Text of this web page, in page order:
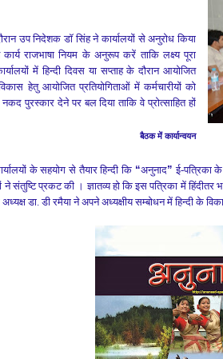
उप निदेशकडॉ सिंहने कार्यालयों से अनुरोध किया
कार्य राजभाषा नियम के अनुरूप करें ताकि लक्ष्य पूरा
में हिन्दी दिवस या सप्ताह के दौरान आयोजित
हेतु आयोजित प्रतियोगिताओं में कर्मचारीयों को
पुरस्कार देने पर बल दिया ताकि वे प्रोत्साहित हों
में कार्यान्वयन
के सहयोग से तैयारहिन्दी कि “अनुनाद” ई-पत्रिका
ने संतुष्टि प्रकट की ।ज्ञातव्य हो कि इस पत्रिका मेंहिंदीतर
डा. डीरमैयानेअपने अध्यक्षीय सम्बोधन में हिन्दी के